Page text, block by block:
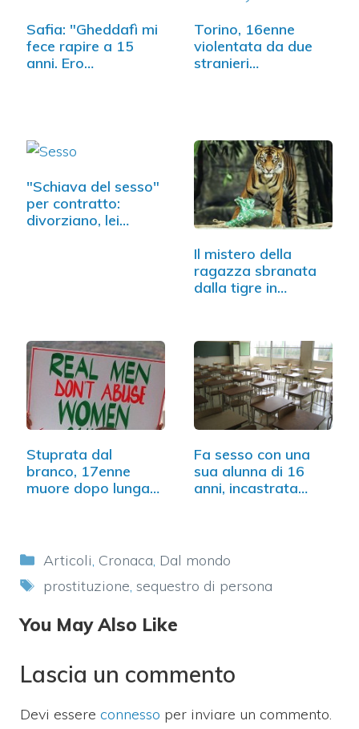
Safia: "Gheddafì mi
fece rapire a 15
anni. Ero…
Torino, 16enne
violentata da due
stranieri…
"Schiava del sesso"
per contratto:
divorziano, lei…
Il mistero della
ragazza sbranata
dalla tigre in
Stuprata dal
branco, 17enne
muore dopo lunga
Fa sesso con una
sua alunna di 16
anni, incastrata…
Categorie
Articoli, Cronaca, Dal mondo
Tag
prostituzione, sequestro di persona
You May Also Like
Lascia un commento
Devi essere connesso per inviare un commento.